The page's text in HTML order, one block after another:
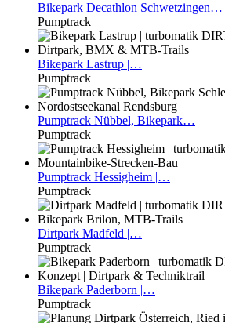
Bikepark Decathlon Schwetzingen…
Pumptrack
Bikepark Lastrup |…
Pumptrack
Pumptrack Nübbel, Bikepark…
Pumptrack
Pumptrack Hessigheim |…
Pumptrack
Dirtpark Madfeld |…
Pumptrack
Bikepark Paderborn |…
Pumptrack